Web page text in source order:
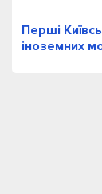
Перші
іноземних